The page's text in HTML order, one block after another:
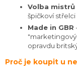
Volba mistrů
špičkoví střelci
Made in GBR
opravdu
Proč je koupit u